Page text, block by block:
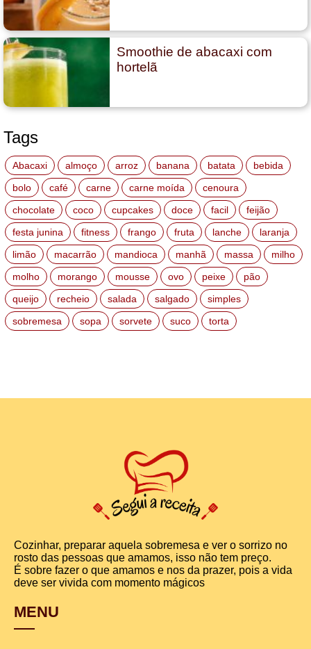
Smoothie de abacaxi com
hortelã
Tags
Abacaxi almoço arroz banana batata
bebida
bolo
café carne carne moída
cenoura
chocolate
coco cupcakes doce facil
feijão
festa junina
fitness frango fruta lanche
laranja
limão
macarrão mandioca manhã massa
milho
molho
morango mousse ovo peixe
pão
queijo
recheio salada salgado
simples
sobremesa
sopa sorvete suco torta
Cozinhar, preparar aquela sobremesa e ver o sorrizo no
rosto das pessoas que amamos, isso não tem preço.
É sobre fazer o que amamos e nos da prazer, pois a vida
deve ser vivida com momento mágicos
MENU